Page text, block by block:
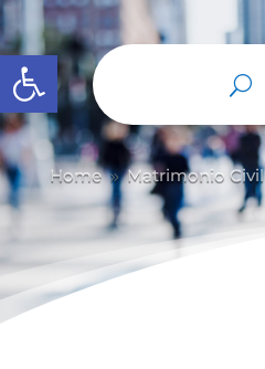
Abrir barra de herramientas
Home 9 Matrimonio Civil